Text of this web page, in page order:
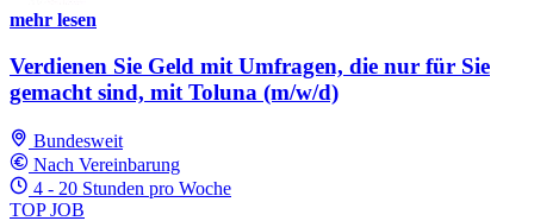
mehr lesen
Verdienen Sie Geld mit Umfragen, die nur für Sie
gemacht sind, mit Toluna (m/w/d)
Bundesweit
Nach Vereinbarung
4 - 20 Stunden pro Woche
TOP JOB